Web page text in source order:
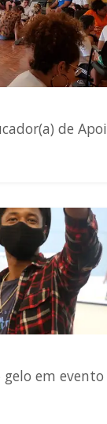
de
em evento